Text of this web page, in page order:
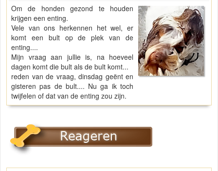
Om de honden gezond te houden
krijgen een enting.
Vele van ons herkennen het wel, er
komt een bult op de plek van de
enting....
Mijn vraag aan jullie is, na hoeveel
dagen komt die bult als de bult komt...
reden van de vraag, dinsdag geënt en
gisteren pas de bult.... Nu ga ik toch
twijfelen of dat van de enting zou zijn.